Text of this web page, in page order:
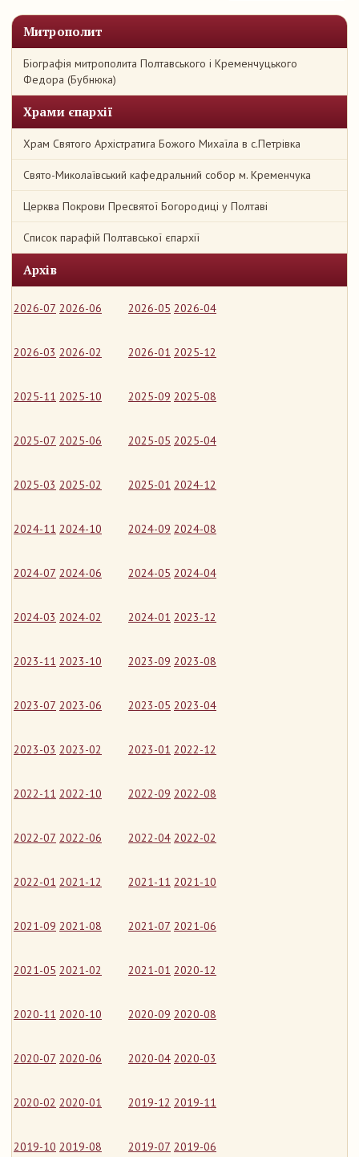
Митрополит
Біографія митрополита Полтавського і Кременчуцького
Федора (Бубнюка)
Храми єпархії
Храм Святого Архістратига Божого Михаїла в с.Петрівка
Свято-Миколаївський кафедральний собор м. Кременчука
Церква Покрови Пресвятої Богородиці у Полтаві
Список парафій Полтавської єпархії
Архів
2026-07 2026-06 2026-05 2026-04
2026-03 2026-02 2026-01 2025-12
2025-11 2025-10 2025-09 2025-08
2025-07 2025-06 2025-05 2025-04
2025-03 2025-02 2025-01 2024-12
2024-11 2024-10 2024-09 2024-08
2024-07 2024-06 2024-05 2024-04
2024-03 2024-02 2024-01 2023-12
2023-11 2023-10 2023-09 2023-08
2023-07 2023-06 2023-05 2023-04
2023-03 2023-02 2023-01 2022-12
2022-11 2022-10 2022-09 2022-08
2022-07 2022-06 2022-04 2022-02
2022-01 2021-12 2021-11 2021-10
2021-09 2021-08 2021-07 2021-06
2021-05 2021-02 2021-01 2020-12
2020-11 2020-10 2020-09 2020-08
2020-07 2020-06 2020-04 2020-03
2020-02 2020-01 2019-12 2019-11
2019-10 2019-08 2019-07 2019-06